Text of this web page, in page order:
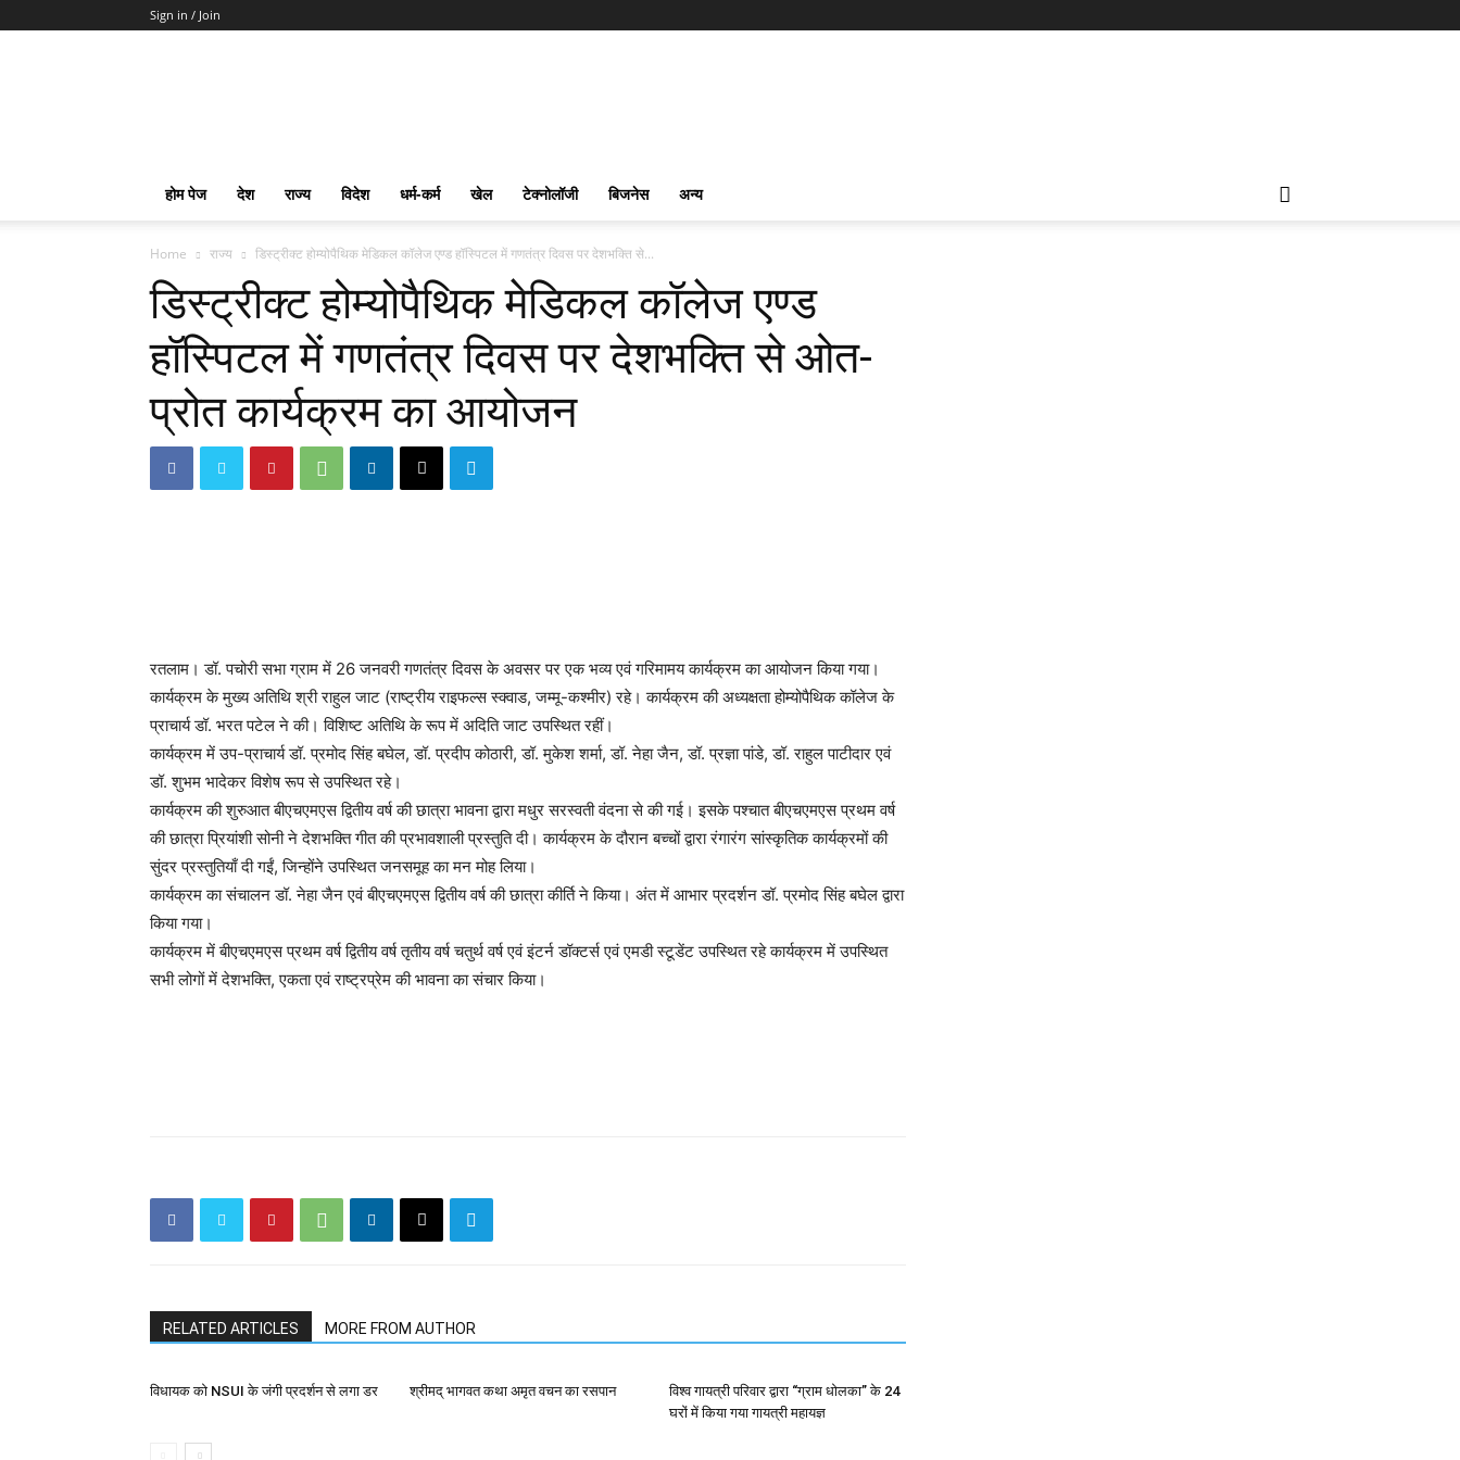
Sign in / Join
Toto
Slot
होम पेज देश राज्य विदेश धर्म-कर्म खेल टेक्नोलॉजी बिजनेस अन्य
Home राज्य डिस्ट्रीक्ट होम्योपैथिक मेडिकल कॉलेज एण्ड हॉस्पिटल में गणतंत्र दिवस पर देशभक्ति से...
डिस्ट्रीक्ट होम्योपैथिक मेडिकल कॉलेज एण्ड
हॉस्पिटल में गणतंत्र दिवस पर देशभक्ति से ओत-
प्रोत कार्यक्रम का आयोजन
रतलाम। डॉ. पचोरी सभा ग्राम में 26 जनवरी गणतंत्र दिवस के अवसर पर एक भव्य एवं गरिमामय कार्यक्रम का आयोजन किया गया।
कार्यक्रम के मुख्य अतिथि श्री राहुल जाट (राष्ट्रीय राइफल्स स्क्वाड, जम्मू-कश्मीर) रहे। कार्यक्रम की अध्यक्षता होम्योपैथिक कॉलेज के
प्राचार्य डॉ. भरत पटेल ने की। विशिष्ट अतिथि के रूप में अदिति जाट उपस्थित रहीं।
कार्यक्रम में उप-प्राचार्य डॉ. प्रमोद सिंह बघेल, डॉ. प्रदीप कोठारी, डॉ. मुकेश शर्मा, डॉ. नेहा जैन, डॉ. प्रज्ञा पांडे, डॉ. राहुल पाटीदार एवं
डॉ. शुभम भादेकर विशेष रूप से उपस्थित रहे।
कार्यक्रम की शुरुआत बीएचएमएस द्वितीय वर्ष की छात्रा भावना द्वारा मधुर सरस्वती वंदना से की गई। इसके पश्चात बीएचएमएस प्रथम वर्ष
की छात्रा प्रियांशी सोनी ने देशभक्ति गीत की प्रभावशाली प्रस्तुति दी। कार्यक्रम के दौरान बच्चों द्वारा रंगारंग सांस्कृतिक कार्यक्रमों की
सुंदर प्रस्तुतियाँ दी गईं, जिन्होंने उपस्थित जनसमूह का मन मोह लिया।
कार्यक्रम का संचालन डॉ. नेहा जैन एवं बीएचएमएस द्वितीय वर्ष की छात्रा कीर्ति ने किया। अंत में आभार प्रदर्शन डॉ. प्रमोद सिंह बघेल द्वारा
किया गया।
कार्यक्रम में बीएचएमएस प्रथम वर्ष द्वितीय वर्ष तृतीय वर्ष चतुर्थ वर्ष एवं इंटर्न डॉक्टर्स एवं एमडी स्टूडेंट उपस्थित रहे कार्यक्रम में उपस्थित
सभी लोगों में देशभक्ति, एकता एवं राष्ट्रप्रेम की भावना का संचार किया।
RELATED ARTICLES MORE FROM AUTHOR
विधायक को NSUI के जंगी प्रदर्शन से लगा डर श्रीमद् भागवत कथा अमृत वचन का रसपान
विश्व गायत्री परिवार द्वारा “ग्राम धोलका” के 24
घरों में किया गया गायत्री महायज्ञ